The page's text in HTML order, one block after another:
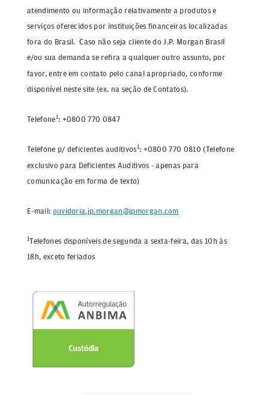
atendimento ou informação relativamente a produtos e
serviços oferecidos por instituições financeiras localizadas
fora do Brasil. Caso não seja cliente do J.P. Morgan Brasil
e/ou sua demanda se refira a qualquer outro assunto, por
favor, entre em contato pelo canal apropriado, conforme
disponível neste site (ex. na seção de Contatos).
Telefone1: +0800 770 0847
Telefone p/ deficientes auditivos1: +0800 770 0810 (Telefone
exclusivo para Deficientes Auditivos - apenas para
comunicação em forma de texto)
E-mail: ouvidoria.jp.morgan@jpmorgan.com
1Telefones disponíveis de segunda a sexta-feira, das 10h às
18h, exceto feriados